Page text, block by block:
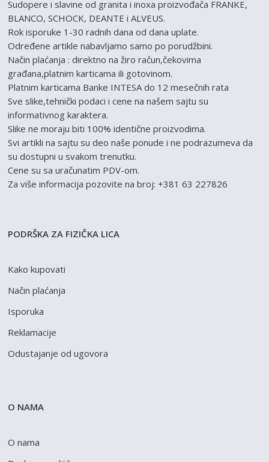
Sudopere i slavine od granita i inoxa proizvođača FRANKE,
BLANCO, SCHOCK, DEANTE i ALVEUS.
Rok isporuke 1-30 radnih dana od dana uplate.
Određene artikle nabavljamo samo po porudžbini.
Način plaćanja : direktno na žiro račun,čekovima
građana,platnim karticama ili gotovinom.
Platnim karticama Banke INTESA do 12 mesečnih rata
Sve slike,tehnički podaci i cene na našem sajtu su
informativnog karaktera.
Slike ne moraju biti 100% identične proizvodima.
Svi artikli na sajtu su deo naše ponude i ne podrazumeva da
su dostupni u svakom trenutku.
Cene su sa uračunatim PDV-om.
Za više informacija pozovite na broj: +381 63 227826
PODRŠKA ZA FIZIČKA LICA
Kako kupovati
Način plaćanja
Isporuka
Reklamacije
Odustajanje od ugovora
O NAMA
O nama